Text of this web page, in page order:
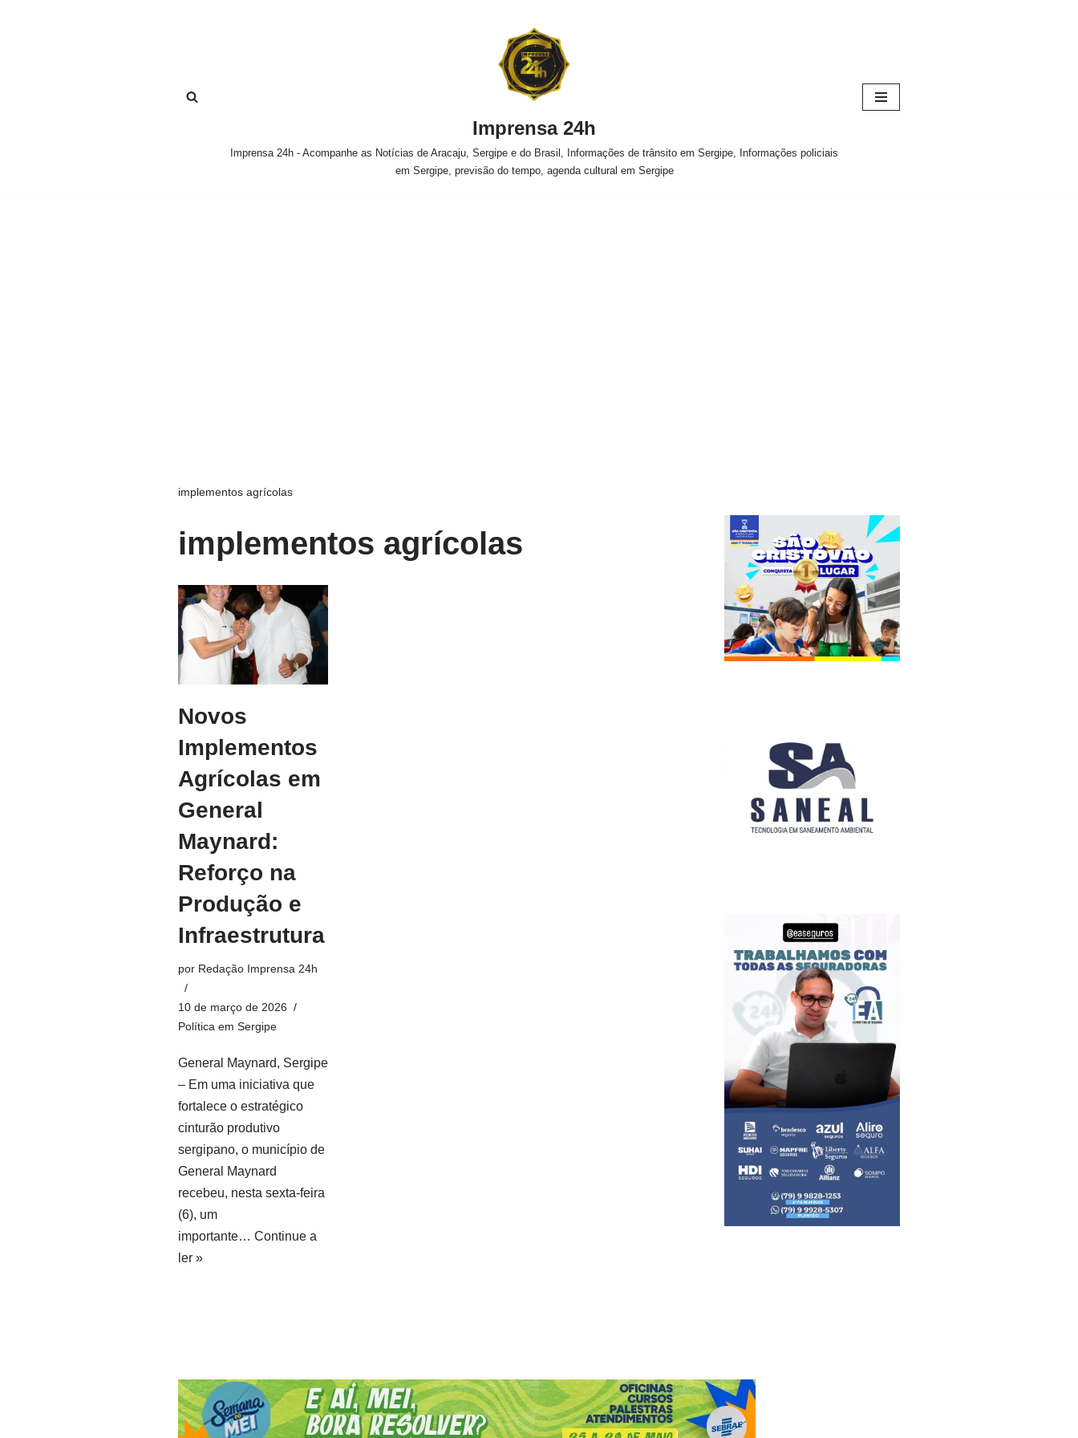
Imprensa 24h
Imprensa 24h - Acompanhe as Notícias de Aracaju, Sergipe e do Brasil, Informações de trânsito em Sergipe, Informações policiais
em Sergipe, previsão do tempo, agenda cultural em Sergipe
implementos agrícolas
implementos agrícolas
Novos
Implementos
Agrícolas em
General
Maynard:
Reforço na
Produção e
Infraestrutura
por Redação Imprensa 24h
10 de março de 2026
Política em Sergipe
General Maynard, Sergipe
– Em uma iniciativa que
fortalece o estratégico
cinturão produtivo
sergipano, o município de
General Maynard
recebeu, nesta sexta-feira
(6), um
importante… Continue a
ler »